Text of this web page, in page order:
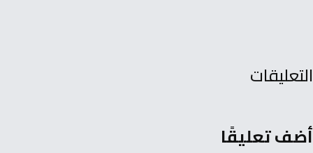
التعليقات
أضف تعليقًا